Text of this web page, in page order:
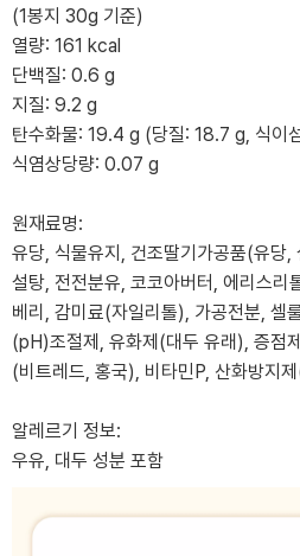
(1봉지 30g 기준)
열량: 161 kcal
단백질: 0.6 g
지질: 9.2 g
탄수화물: 19.4 g (당질: 18.7 g, 식이
식염상당량: 0.07 g
원재료명:
유당, 식물유지, 건조딸기가공품(유당
설탕, 전전분유, 코코아버터, 에리스리
베리, 감미료(자일리톨), 가공전분, 셀
(pH)조절제, 유화제(대두 유래), 증점
(비트레드, 홍국), 비타민P, 산화방지
알레르기 정보:
우유, 대두 성분 포함